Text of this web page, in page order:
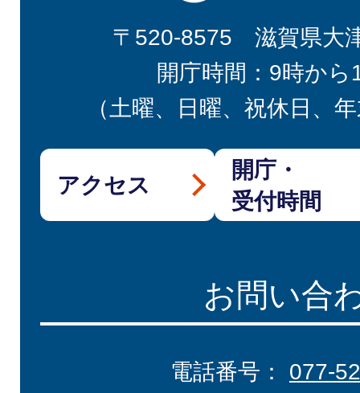
〒520-8575 滋賀県大
開庁時間：9時から
（土曜、日曜、祝休日、
アクセス
開庁・
受付時間
お問い合
電話番号： 077-